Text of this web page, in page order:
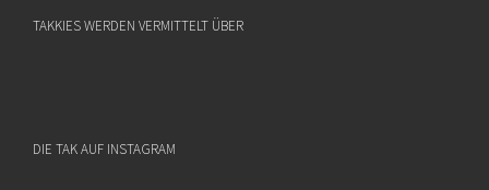
TAKKIES WERDEN VERMITTELT ÜBER
DIE TAK AUF INSTAGRAM